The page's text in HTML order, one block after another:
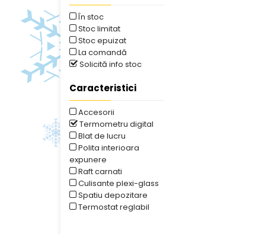
În stoc
Stoc limitat
Stoc epuizat
La comandă
Solicită info stoc
Caracteristici
Accesorii
Termometru digital
Blat de lucru
Polita interioara
expunere
Raft carnati
Culisante plexi-glass
Spatiu depozitare
Termostat reglabil